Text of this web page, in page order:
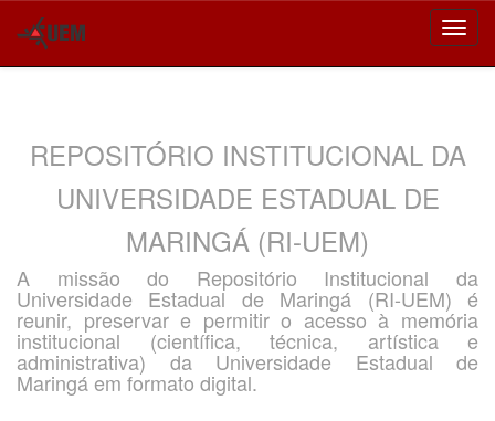
REPOSITÓRIO INSTITUCIONAL DA
UNIVERSIDADE ESTADUAL DE
MARINGÁ (RI-UEM)
A missão do Repositório Institucional da
Universidade Estadual de Maringá (RI-UEM) é
reunir, preservar e permitir o acesso à memória
institucional (científica, técnica, artística e
administrativa) da Universidade Estadual de
Maringá em formato digital.